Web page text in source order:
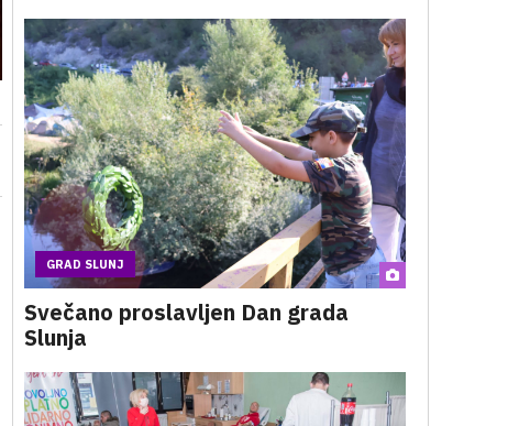
GRAD SLUNJ
Svečano proslavljen Dan grada
Slunja